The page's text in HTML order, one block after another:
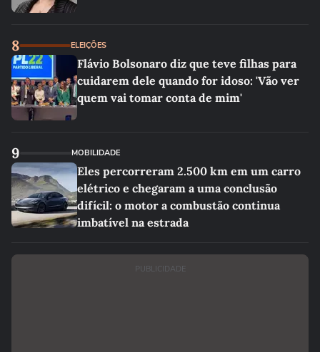
8 ELEIÇÕES
Flávio Bolsonaro diz que teve filhas para
cuidarem dele quando for idoso: 'Vão ver
quem vai tomar conta de mim'
9 MOBILIDADE
Eles percorreram 2.500 km em um carro
elétrico e chegaram a uma conclusão
difícil: o motor a combustão continua
imbatível na estrada
PUBLICIDADE